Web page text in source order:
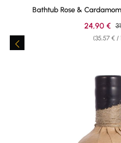
Bathtub Rose &
(35,57 € /
24,90 €